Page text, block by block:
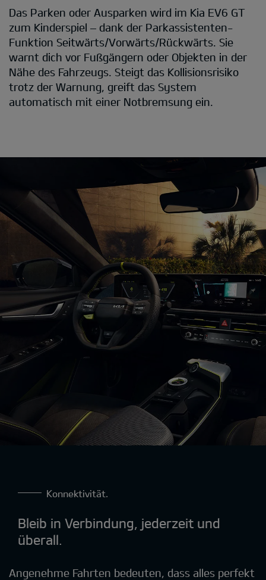
Das Parken oder Ausparken wird im Kia EV6 GT
zum Kinderspiel – dank der Parkassistenten-
Funktion Seitwärts/Vorwärts/Rückwärts. Sie
warnt dich vor Fußgängern oder Objekten in der
Nähe des Fahrzeugs. Steigt das Kollisionsrisiko
trotz der Warnung, greift das System
automatisch mit einer Notbremsung ein.
Konnektivität.
Bleib in Verbindung, jederzeit und
überall.
Angenehme Fahrten bedeuten, dass alles perfekt